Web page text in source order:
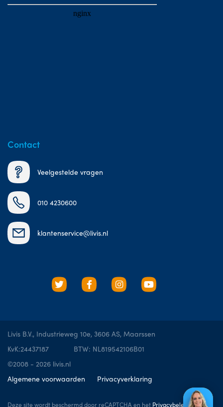
Contact
Veelgestelde vragen
010 4230600
klantenservice@livis.nl
Livis B.V., Industrieweg 10e, 3606 AS, Maarssen
KvK:24437187
BTW: NL819542106B01
©2008 - 2026 livis.nl
Algemene voorwaarden
Privacyverklaring
Deze site wordt beschermd door reCAPTCHA en het Privacybeleiden de